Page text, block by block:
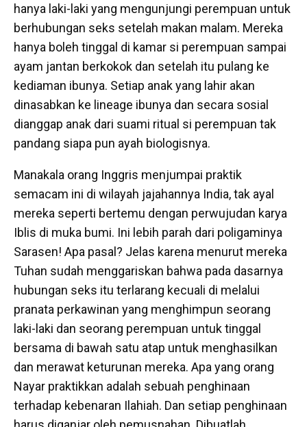
hanya laki-laki yang mengunjungi perempuan untuk
berhubungan seks setelah makan malam. Mereka
hanya boleh tinggal di kamar si perempuan sampai
ayam jantan berkokok dan setelah itu pulang ke
kediaman ibunya. Setiap anak yang lahir akan
dinasabkan ke lineage ibunya dan secara sosial
dianggap anak dari suami ritual si perempuan tak
pandang siapa pun ayah biologisnya.
Manakala orang Inggris menjumpai praktik
semacam ini di wilayah jajahannya India, tak ayal
mereka seperti bertemu dengan perwujudan karya
Iblis di muka bumi. Ini lebih parah dari poligaminya
Sarasen! Apa pasal? Jelas karena menurut mereka
Tuhan sudah menggariskan bahwa pada dasarnya
hubungan seks itu terlarang kecuali di melalui
pranata perkawinan yang menghimpun seorang
laki-laki dan seorang perempuan untuk tinggal
bersama di bawah satu atap untuk menghasilkan
dan merawat keturunan mereka. Apa yang orang
Nayar praktikkan adalah sebuah penghinaan
terhadap kebenaran Ilahiah. Dan setiap penghinaan